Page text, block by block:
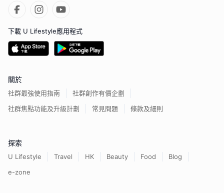
下載 U Lifestyle應用程式
關於
社群最強使用指南
社群創作有價企劃
社群焦點功能及升級計劃
常見問題 條款及細則
探索
U Lifestyle Travel HK Beauty Food
Blog
e-zone